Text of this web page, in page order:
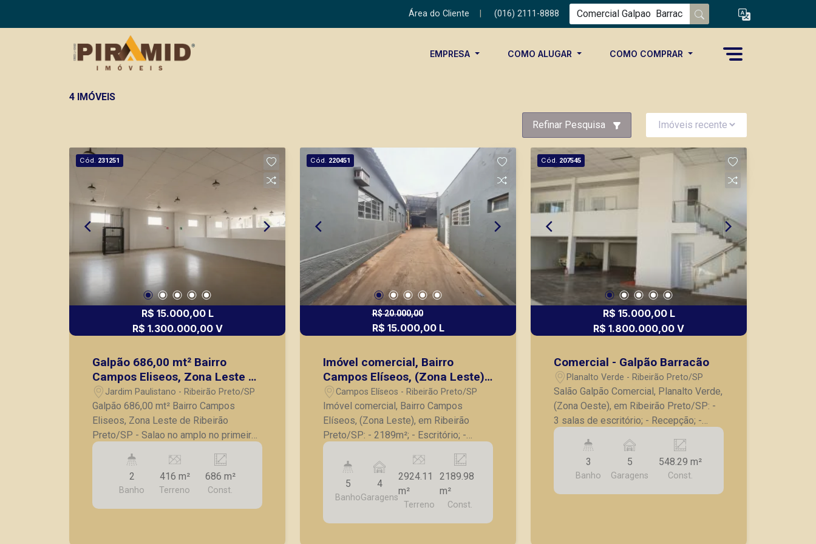
Área do Cliente (016) 2111-8888
EMPRESA COMO ALUGAR COMO COMPRAR
4 IMÓVEIS
Refinar Pesquisa
Cód. 231251
R$ 15.000,00 L
R$ 1.300.000,00 V
Galpão 686,00 mt² Bairro
Campos Eliseos, Zona Leste de
Ribeirão Preto/SP
Jardim Paulistano - Ribeirão Preto/SP
Galpão 686,00 mt² Bairro Campos
Eliseos, Zona Leste de Ribeirão
Preto/SP - Salao no amplo no primeiro
anda; - Andar superio amplo perfeito
para estoque; - Cozinha; - 2 Banheiros;
A Piramid tem como objetivo atender
seus clientes com agilidade e
segurança, em locação, vendas de
2
Banho
416 m²
Terreno
686 m²
Const.
Cód. 220451
R$ 20.000,00
R$ 15.000,00 L
Imóvel comercial, Bairro
Campos Elíseos, (Zona Leste),
em Ribeirão Preto/SP:
Campos Elíseos - Ribeirão Preto/SP
Imóvel comercial, Bairro Campos
Elíseos, (Zona Leste), em Ribeirão
Preto/SP: - 2189m²; - Escritório; -
Salas; - Copa; - Lavanderia; - Mezanino;
- Refeitório; - Canil; - Vestiário; -
Entrada para caminhões e acesso; -
Estacionamento frontal para 4 vagas de
garagem; - Excelente localização e via
de grande fluxo. A Piramid tem como
5
Banho
4
Garagens
2924.11
m²
Terreno
2189.98
m²
Const.
Cód. 207545
R$ 15.000,00 L
R$ 1.800.000,00 V
Comercial - Galpão Barracão
Planalto Verde - Ribeirão Preto/SP
Salão Galpão Comercial, Planalto Verde,
(Zona Oeste), em Ribeirão Preto/SP: -
3 salas de escritório; - Recepção; -
Arquivo; - 2 copas; - Vestiário; -
Banheiro social; - Lavabo; - Pé direito
duplo 275,95; - Área depósito PD
normal 166,18; - Portas e janelas em
alumínio; - Forro depósito e salão; -
3
Banho
5
Garagens
548.29 m²
Const.